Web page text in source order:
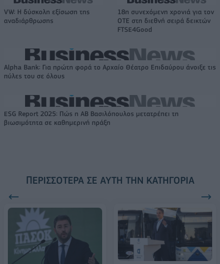
VW: Η δύσκολη εξίσωση της
αναδιάρθρωσης
18η συνεχόμενη χρονιά για τον
ΟΤΕ στη διεθνή σειρά δεικτών
FTSE4Good
Alpha Bank: Για πρώτη φορά το Αρχαίο Θέατρο Επιδαύρου άνοιξε τις
πύλες του σε όλους
ESG Report 2025: Πώς η ΑΒ Βασιλόπουλος μετατρέπει τη
βιωσιμότητα σε καθημερινή πράξη
ΠΕΡΙΣΣΌΤΕΡΑ ΣΕ ΑΥΤΉ ΤΗΝ ΚΑΤΗΓΟΡΊΑ